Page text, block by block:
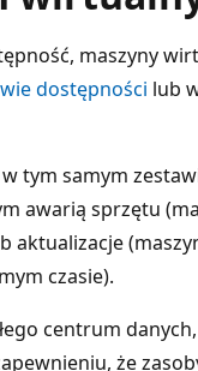
maszyny
dostępności lub
tym samym
awarią sprzętu
aktualizacje
czasie).
centrum
że